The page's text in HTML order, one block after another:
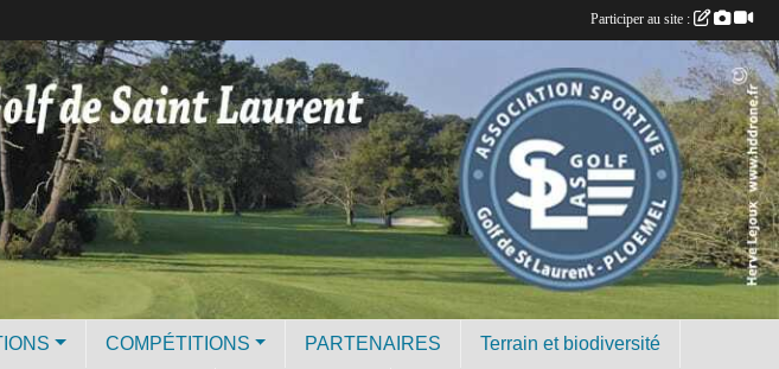
COMPÉTITIONS PARTENAIRES Terrain et biodiversité
Participer au site :